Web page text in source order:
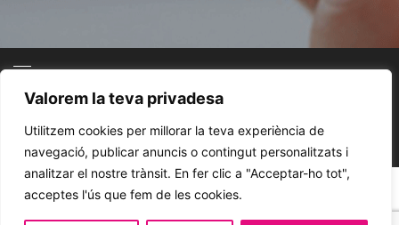
Valorem la teva privadesa
Utilitzem cookies per millorar la teva experiència de
navegació, publicar anuncis o contingut personalitzats i
analitzar el nostre trànsit. En fer clic a "Acceptar-ho tot",
acceptes l'ús que fem de les cookies.
POLÍTICA DE XARXES SOCIALSAVÍS LEGALPOLÍTICA DE PRIVACITAT